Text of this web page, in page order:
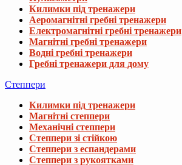
Килимки під тренажери
Аеромагнітні гребні тренажери
Електромагнітні гребні тренажери
Магнітні гребні тренажери
Водні гребні тренажери
Гребні тренажери для дому
Степпери
Килимки під тренажери
Магнітні степпери
Механічні степпери
Степпери зі стійкою
Степпери з еспандерами
Степпери з рукоятками